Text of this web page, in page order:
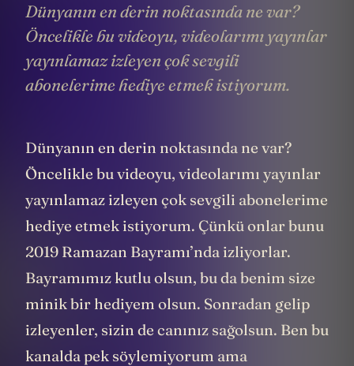
Dünyanın en derin noktasında ne var?
Öncelikle bu videoyu, videolarımı yayınlar
yayınlamaz izleyen çok sevgili
abonelerime hediye etmek istiyorum.
Dünyanın en derin noktasında ne var?
Öncelikle bu videoyu, videolarımı yayınlar
yayınlamaz izleyen çok sevgili abonelerime
hediye etmek istiyorum. Çünkü onlar bunu
2019 Ramazan Bayramı’nda izliyorlar.
Bayramımız kutlu olsun, bu da benim size
minik bir hediyem olsun. Sonradan gelip
izleyenler, sizin de canınız sağolsun. Ben bu
kanalda pek söylemiyorum ama